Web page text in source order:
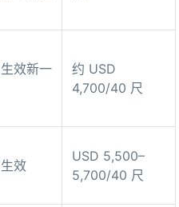
效新一
约 USD
4,700/40 尺
效
USD 5,500–
5,700/40 尺